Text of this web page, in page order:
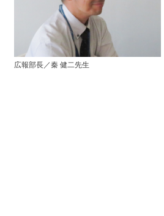
広報部長／秦 健二先生